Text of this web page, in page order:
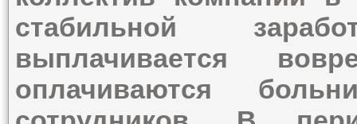
стабильной
выплачивается
оплачиваются